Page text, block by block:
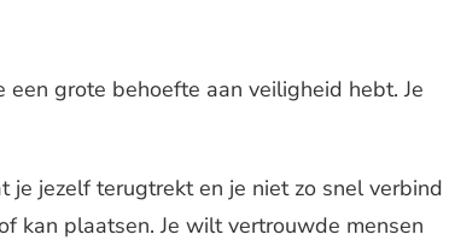
grote behoefte aan veiligheid hebt. Je
je jezelf terugtrekt en je niet zo snel verbind
kan plaatsen. Je wilt vertrouwde mensen